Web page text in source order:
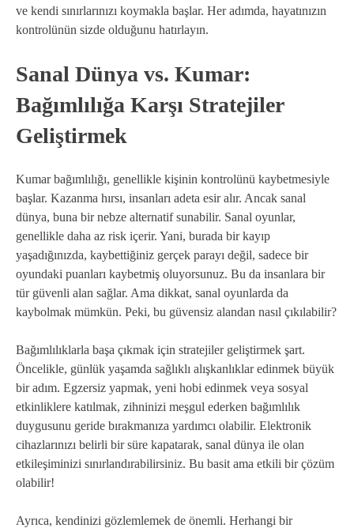
ve kendi sınırlarınızı koymakla başlar. Her adımda, hayatınızın
kontrolünün sizde olduğunu hatırlayın.
Sanal Dünya vs. Kumar:
Bağımlılığa Karşı Stratejiler
Geliştirmek
Kumar bağımlılığı, genellikle kişinin kontrolünü kaybetmesiyle
başlar. Kazanma hırsı, insanları adeta esir alır. Ancak sanal
dünya, buna bir nebze alternatif sunabilir. Sanal oyunlar,
genellikle daha az risk içerir. Yani, burada bir kayıp
yaşadığınızda, kaybettiğiniz gerçek parayı değil, sadece bir
oyundaki puanları kaybetmiş oluyorsunuz. Bu da insanlara bir
tür güvenli alan sağlar. Ama dikkat, sanal oyunlarda da
kaybolmak mümkün. Peki, bu güvensiz alandan nasıl çıkılabilir?
Bağımlılıklarla başa çıkmak için stratejiler geliştirmek şart.
Öncelikle, günlük yaşamda sağlıklı alışkanlıklar edinmek büyük
bir adım. Egzersiz yapmak, yeni hobi edinmek veya sosyal
etkinliklere katılmak, zihninizi meşgul ederken bağımlılık
duygusunu geride bırakmanıza yardımcı olabilir. Elektronik
cihazlarınızı belirli bir süre kapatarak, sanal dünya ile olan
etkileşiminizi sınırlandırabilirsiniz. Bu basit ama etkili bir çözüm
olabilir!
Ayrıca, kendinizi gözlemlemek de önemli. Herhangi bir